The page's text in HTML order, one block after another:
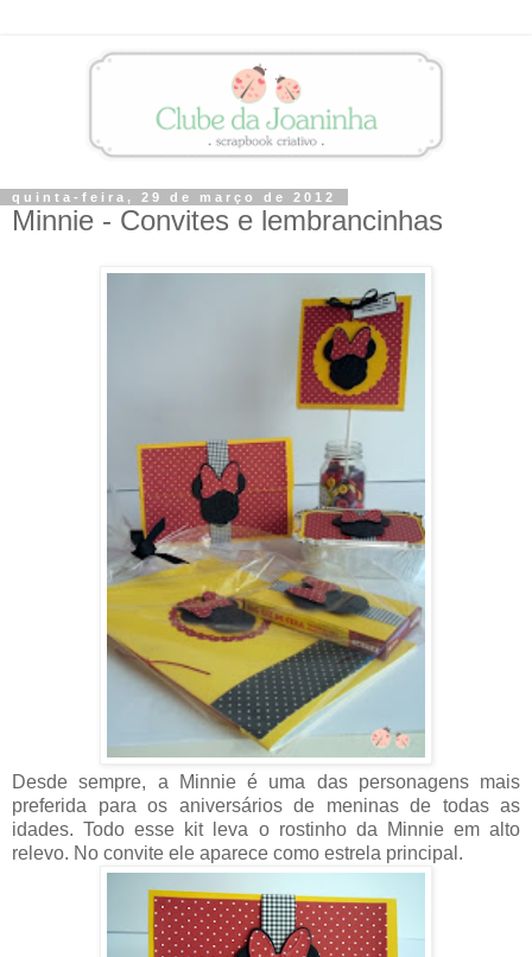
quinta-feira, 29 de março de 2012
Minnie - Convites e lembrancinhas
Desde sempre, a Minnie é uma das personagens mais
preferida para os aniversários de meninas de todas as
idades. Todo esse kit leva o rostinho da Minnie em alto
relevo. No convite ele aparece como estrela principal.